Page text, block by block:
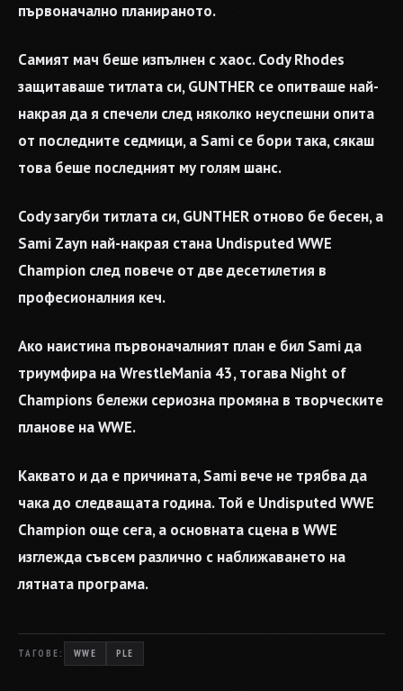
първоначално планираното.
Самият мач беше изпълнен с хаос. Cody Rhodes
защитаваше титлата си, GUNTHER се опитваше най-
накрая да я спечели след няколко неуспешни опита
от последните седмици, а Sami се бори така, сякаш
това беше последният му голям шанс.
Cody загуби титлата си, GUNTHER отново бе бесен, а
Sami Zayn най-накрая стана Undisputed WWE
Champion след повече от две десетилетия в
професионалния кеч.
Ако наистина първоначалният план е бил Sami да
триумфира на WrestleMania 43, тогава Night of
Champions бележи сериозна промяна в творческите
планове на WWE.
Каквато и да е причината, Sami вече не трябва да
чака до следващата година. Той е Undisputed WWE
Champion още сега, а основната сцена в WWE
изглежда съвсем различно с наближаването на
лятната програма.
ТАГОВЕ: WWE PLE